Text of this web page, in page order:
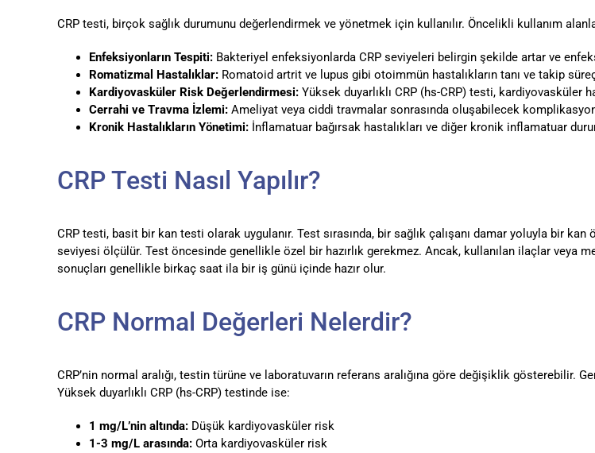
CRP testi, birçok sağlık durumunu değerlendirmek ve yönetmek için kullanılır. Öncelikli kullanım
Enfeksiyonların Tespiti:Bakteriyel enfeksiyonlarda CRP seviyeleri belirgin şekilde artar ve
Romatizmal Hastalıklar:Romatoid artrit ve lupus gibi otoimmün hastalıkların tanı ve takip
Kardiyovasküler Risk Değerlendirmesi:Yüksek duyarlıklı CRP (hs-CRP) testi, kardiyovasküler
Cerrahi ve Travma İzlemi:Ameliyat veya ciddi travmalar sonrasında oluşabilecek
Kronik Hastalıkların Yönetimi:İnflamatuar bağırsak hastalıkları ve diğer kronik inflamatuar
CRP Testi Nasıl Yapılır?
CRP testi, basit bir kan testi olarak uygulanır. Test sırasında, bir sağlık çalışanı damar yoluyla bir
seviyesi ölçülür. Test öncesinde genellikle özel bir hazırlık gerekmez. Ancak, kullanılan ilaçlar veya
sonuçları genellikle birkaç saat ila bir iş günü içinde hazır olur.
CRP Normal Değerleri Nelerdir?
CRP’nin normal aralığı, testin türüne ve laboratuvarın referans aralığına göre değişiklik gösterebilir.
Yüksek duyarlıklı CRP (hs-CRP) testinde ise:
1 mg/L’nin altında:Düşük kardiyovasküler risk
1-3 mg/L arasında:Orta kardiyovasküler risk